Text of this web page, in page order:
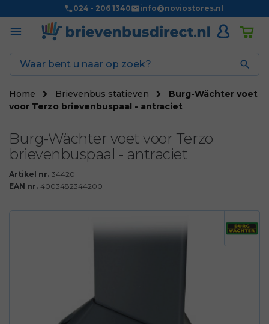
024 - 206 1340 info@noviostores.nl

Home Brievenbus statieven
Burg-Wächter voet
voor Terzo brievenbuspaal - antraciet
Burg-Wächter voet voor Terzo
brievenbuspaal - antraciet
Artikel nr. 34420
EAN nr. 4003482344200